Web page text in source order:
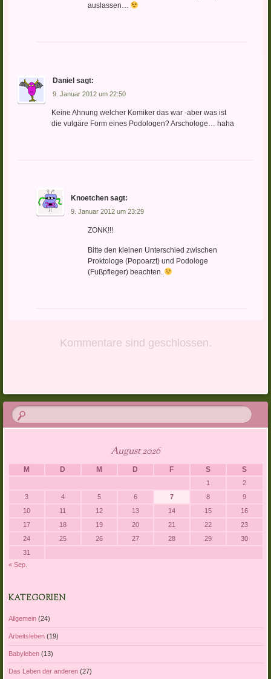
auslassen…
Daniel sagt:
9. Januar 2012 um 22:50
Keine Ahnung welcher Komiker das war -aber was ist
die vulgäre Form eines Podologen? Arschologe… haha
Knoetchen sagt:
9. Januar 2012 um 23:29
ZONK!!!
Bitte den kleinen Unterschied zwischen
Proktologe (Popoarzt) und Podologe
(Fußpfleger) beachten.
Kommentare sind geschlossen.
August 2026
M D M D F S S
1
2
3
4 5 6 7 8
9
10
11 12 13 14 15
16
17
18 19 20 21 22
23
24
25 26 27 28 29
30
31
« Sep.
KATEGORIEN
Allgemein(24)
Arbeitsleben(19)
Babyleben(13)
Das Leben der anderen(27)